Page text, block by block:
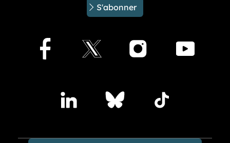
S'abonner
Facebook
X Instagram
LindedinBlueskyTikTok